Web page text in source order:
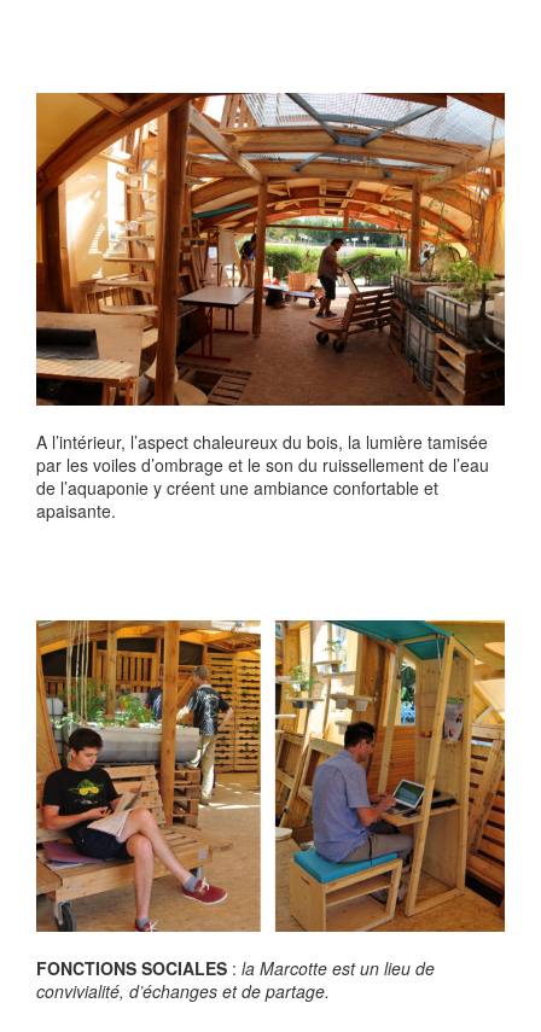
A l’intérieur, l’aspect chaleureux du bois, la lumière tamisée
par les voiles d’ombrage et le son du ruissellement de l’eau
de l’aquaponie y créent une ambiance confortable et
apaisante.
FONCTIONS SOCIALES : la Marcotte estun lieu de
convivialité, d’échanges et de partage.